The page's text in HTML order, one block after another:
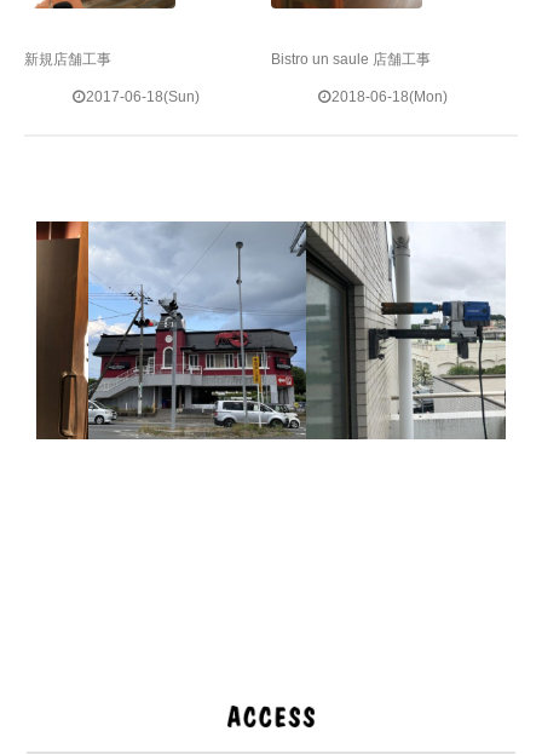
新規店舗工事
2017-06-18(Sun)
Bistro un saule 店舗工事
2018-06-18(Mon)